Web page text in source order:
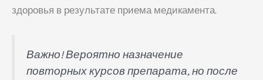
здоровья в результате приема медикамента.
Важно! Вероятно назначение
повторных курсов препарата, но после